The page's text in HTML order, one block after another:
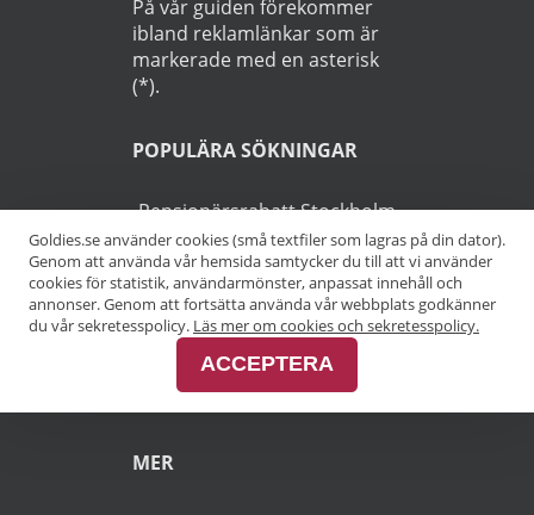
På vår guiden förekommer
ibland reklamlänkar som är
markerade med en asterisk
(*).
POPULÄRA SÖKNINGAR
Pensionärsrabatt Stockholm
Pensionärsrabatt Göteborg
Pensionärsrabatt Malmö
Pensionärsrabatt Skåne
MER
Goldies.se använder cookies (små textfiler som lagras på din dator).
Genom att använda vår hemsida samtycker du till att vi använder
cookies för statistik, användarmönster, anpassat innehåll och
annonser. Genom att fortsätta använda vår webbplats godkänner
du vår sekretesspolicy. Läs mer om cookies och sekretesspolicy.
ACCEPTERA